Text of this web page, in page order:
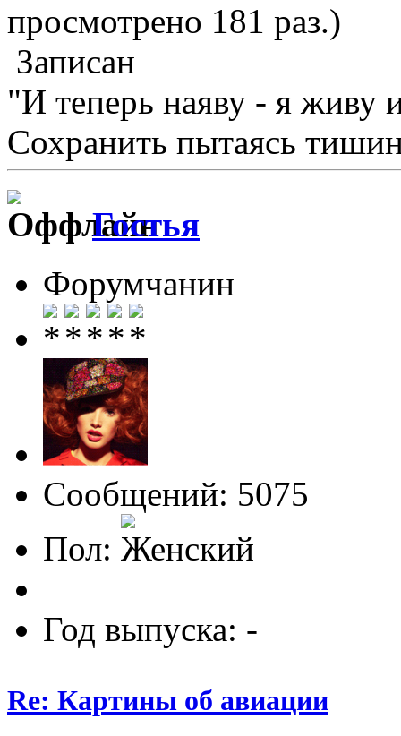
просмотрено 181 раз.)
Записан
"И теперь наяву - я живу
Сохранить пытаясь
Гостья
Форумчанин
Сообщений: 5075
Пол:
Год выпуска: -
Re: Картины об авиации